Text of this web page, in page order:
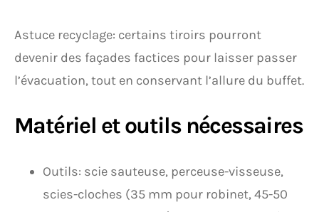
Astuce recyclage: certains tiroirs pourront
devenir des façades factices pour laisser passer
l’évacuation, tout en conservant l’allure du buffet.
Matériel et outils nécessaires
Outils: scie sauteuse, perceuse-visseuse,
scies-cloches (35 mm pour robinet, 45-50